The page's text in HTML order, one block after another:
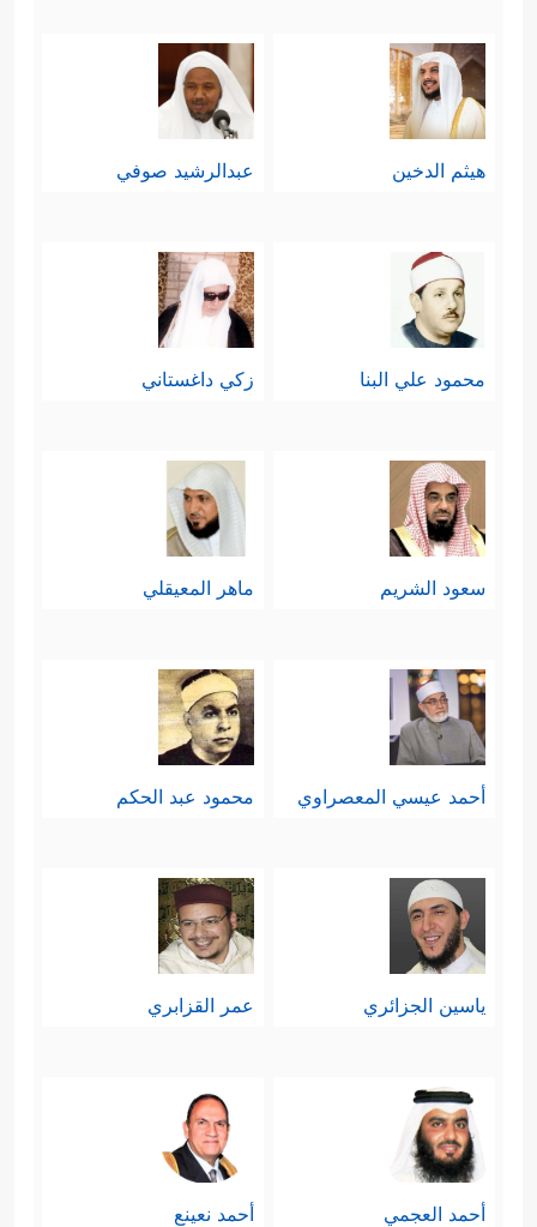
هيثم الدخين عبدالرشيد صوفي
محمود علي البنا زكي داغستاني
سعود الشريم ماهر المعيقلي
أحمد عيسي المعصراوي محمود عبد الحكم
ياسين الجزائري عمر القزابري
أحمد العجمي أحمد نعينع